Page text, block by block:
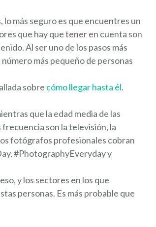
más seguro es que encuentres un
que hay que tener en cuenta son
Al ser uno de los pasos más
más pequeño de personas
sobre cómo llegar hasta él.
que la edad media de las
son la televisión, la
fotógrafos profesionales cobran
#PhotographyEveryday y
y los sectores en los que
personas. Es más probable que